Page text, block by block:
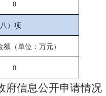
0
）项
额（单位：万元）
0
府信息公开申请情况